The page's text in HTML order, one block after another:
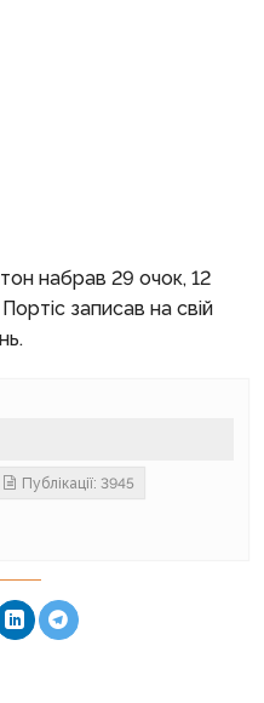
набрав 29 очок, 12
записав на свій
Публікації: 3945